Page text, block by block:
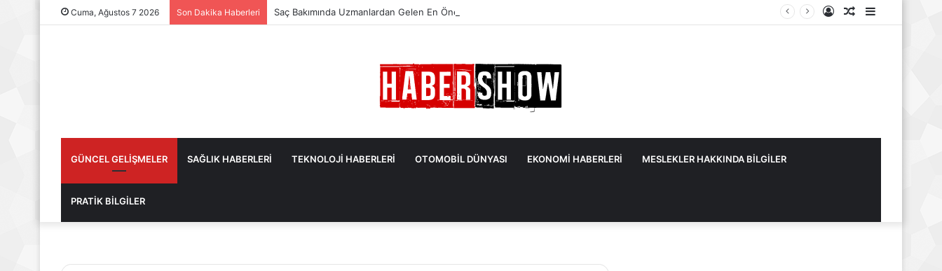
Cuma, Ağustos 7 2026 Son Dakika Haberleri Saç Bakımında Uzmanlardan Gelen En Önemli İpuçları
Kenar
Rastgele
Kayıt
GÜNCEL GELİŞMELER SAĞLIK HABERLERİ TEKNOLOJİ HABERLERİ OTOMOBİL DÜNYASI EKONOMİ HABERLERİ MESLEKLER HAKKINDA BİLGİLER
PRATİK BİLGİLER